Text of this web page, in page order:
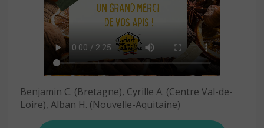
Benjamin C. (Bretagne), Cyrille A. (Centre Val-de-
Loire), Alban H. (Nouvelle-Aquitaine)